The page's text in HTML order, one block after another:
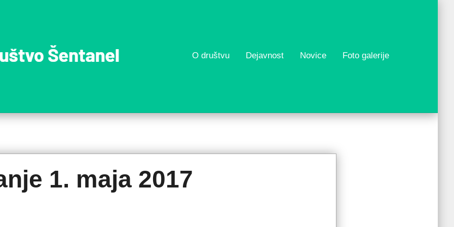
Šentanel
O društvu Dejavnost Novice Foto galerije
1. maja 2017